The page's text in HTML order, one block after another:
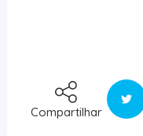
Compartilhar